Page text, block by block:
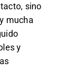
sino
mucha
y